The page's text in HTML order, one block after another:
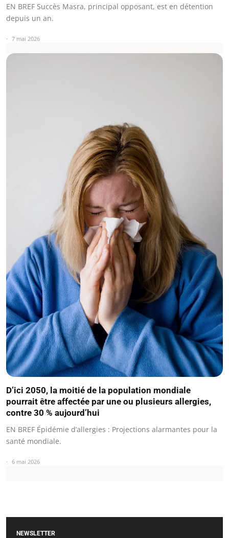
EN BREF Succès Masra, principal opposant, est en détention
depuis un an.
7 mai 2026
D’ici 2050, la moitié de la population mondiale
pourrait être affectée par une ou plusieurs allergies,
contre 30 % aujourd’hui
EN BREF Épidémie d’allergies : Projections alarmantes pour la
santé mondiale.
6 mai 2026
NEWSLETTER